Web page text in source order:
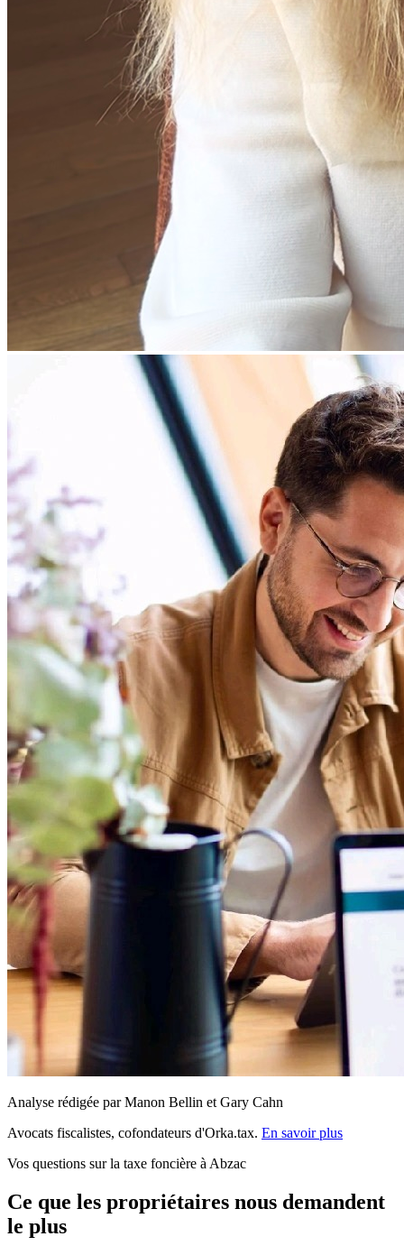
Analyse rédigée par Manon Bellin et Gary Cahn
Avocats fiscalistes, cofondateurs d'Orka.tax. En savoir plus
Vos questions sur la taxe foncière à Abzac
Ce que les propriétaires nous demandent
le plus